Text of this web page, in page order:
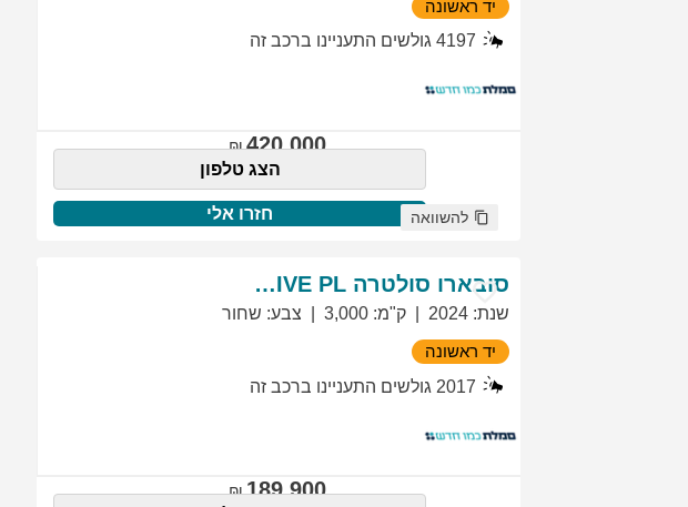
יד ראשונה
4197 גולשים התעניינו ברכב זה
420,000
הצג טלפון
חזרו אלי להשוואה
סובארו סולטרה EXCLUSIVE PL
שנת:
2024 ק"מ:
3,000 צבע: שחור
יד ראשונה
2017 גולשים התעניינו ברכב זה
189,900